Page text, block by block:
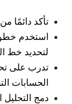
تأكد دائمًا
استخدم
لتحديد خط
تدرب على
الحسابات
دمج التحليل